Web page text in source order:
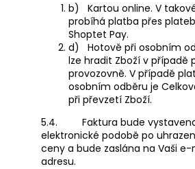
b)
Kartou online. V
probíhá platba přes
Shoptet Pay.
d)
Hotově při osobním
lze hradit Zboží v případě
provozovně. V případě
osobním odběru je
při převzetí Zboží.
5.4.
Faktura bude
elektronické podobě po
ceny a bude zaslána na Vaši
adresu.